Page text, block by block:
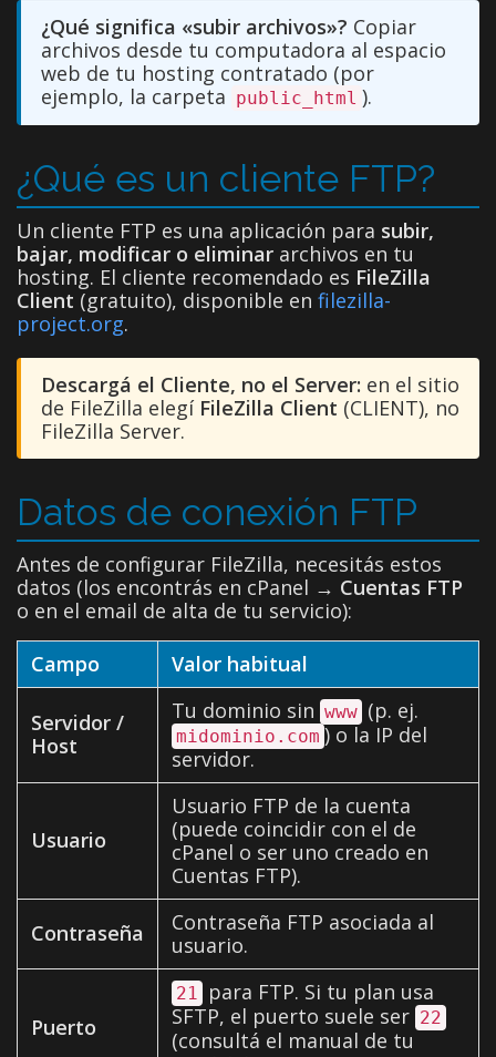
¿Qué significa «subir archivos»? Copiar
archivos desde tu computadora al espacio
web de tu hosting contratado (por
ejemplo, la carpeta public_html ).
¿Qué es un cliente FTP?
Un cliente FTP es una aplicación para subir,
bajar, modificar o eliminar archivos en tu
hosting. El cliente recomendado es FileZilla
Client (gratuito), disponible en filezilla-
project.org.
Descargá el Cliente, no el Server: en el sitio
de FileZilla elegí FileZilla Client (CLIENT), no
FileZilla Server.
Datos de conexión FTP
Antes de configurar FileZilla, necesitás estos
datos (los encontrás en cPanel → Cuentas FTP
o en el email de alta de tu servicio):
Campo
Valor habitual
Servidor /
Host
Tu dominio sin www (p. ej.
midominio.com ) o la IP del
servidor.
Usuario
Usuario FTP de la cuenta
(puede coincidir con el de
cPanel o ser uno creado en
Cuentas FTP).
Contraseña
Contraseña FTP asociada al
usuario.
Puerto
21
para FTP. Si tu plan usa
SFTP, el puerto suele ser 22
(consultá el manual de tu